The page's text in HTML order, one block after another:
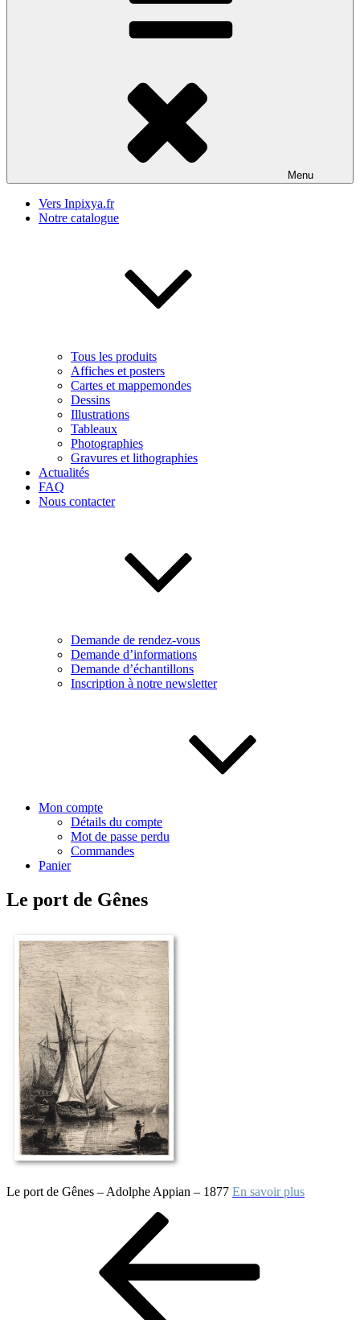
Menu
Vers Inpixya.fr
Notre catalogue
Tous les produits
Affiches et posters
Cartes et mappemondes
Dessins
Illustrations
Tableaux
Photographies
Gravures et lithographies
Actualités
FAQ
Nous contacter
Demande de rendez-vous
Demande d’informations
Demande d’échantillons
Inscription à notre newsletter
Mon compte
Détails du compte
Mot de passe perdu
Commandes
Panier
Le port de Gênes
Le port de Gênes – Adolphe Appian – 1877 En savoir plus